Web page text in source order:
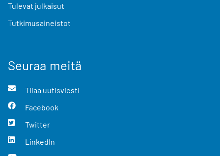
Tulevat julkaisut
Tutkimusaineistot
Seuraa meitä
Tilaa uutisviesti
Facebook
Twitter
LinkedIn